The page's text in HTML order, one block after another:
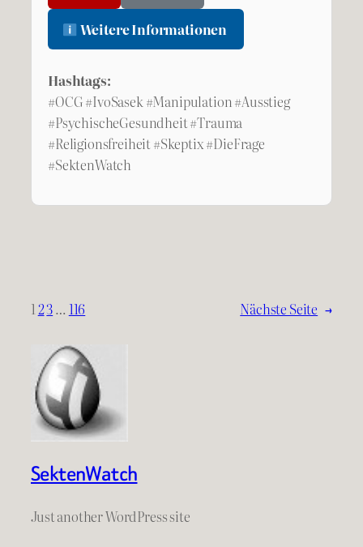
Weitere Informationen
Hashtags:
#OCG #IvoSasek #Manipulation #Ausstieg
#PsychischeGesundheit #Trauma
#Religionsfreiheit #Skeptix #DieFrage
#SektenWatch
1 23… 116 Nächste Seite →
SektenWatch
Just another WordPress site